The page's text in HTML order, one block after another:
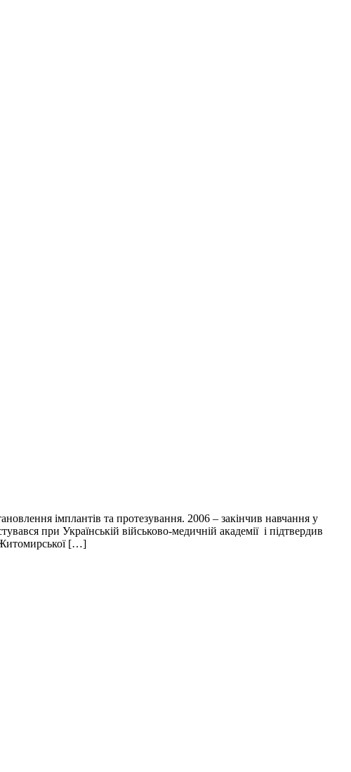
імплантів та протезування. 2006 – закінчив навчання у
при Українській військово-медичній академії і підтвердив
Житомирської […]